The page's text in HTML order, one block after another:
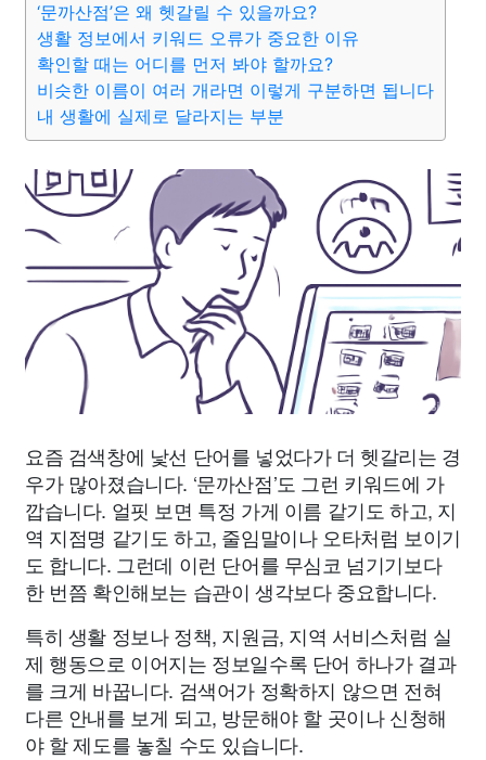
‘문까산점’은 왜 헷갈릴 수 있을까요?
생활 정보에서 키워드 오류가 중요한 이유
확인할 때는 어디를 먼저 봐야 할까요?
비슷한 이름이 여러 개라면 이렇게 구분하면 됩니다
내 생활에 실제로 달라지는 부분
요즘 검색창에 낯선 단어를 넣었다가 더 헷갈리는 경
우가 많아졌습니다. ‘문까산점’도 그런 키워드에 가
깝습니다. 얼핏 보면 특정 가게 이름 같기도 하고, 지
역 지점명 같기도 하고, 줄임말이나 오타처럼 보이기
도 합니다. 그런데 이런 단어를 무심코 넘기기보다
한 번쯤 확인해보는 습관이 생각보다 중요합니다.
특히 생활 정보나 정책, 지원금, 지역 서비스처럼 실
제 행동으로 이어지는 정보일수록 단어 하나가 결과
를 크게 바꿉니다. 검색어가 정확하지 않으면 전혀
다른 안내를 보게 되고, 방문해야 할 곳이나 신청해
야 할 제도를 놓칠 수도 있습니다.